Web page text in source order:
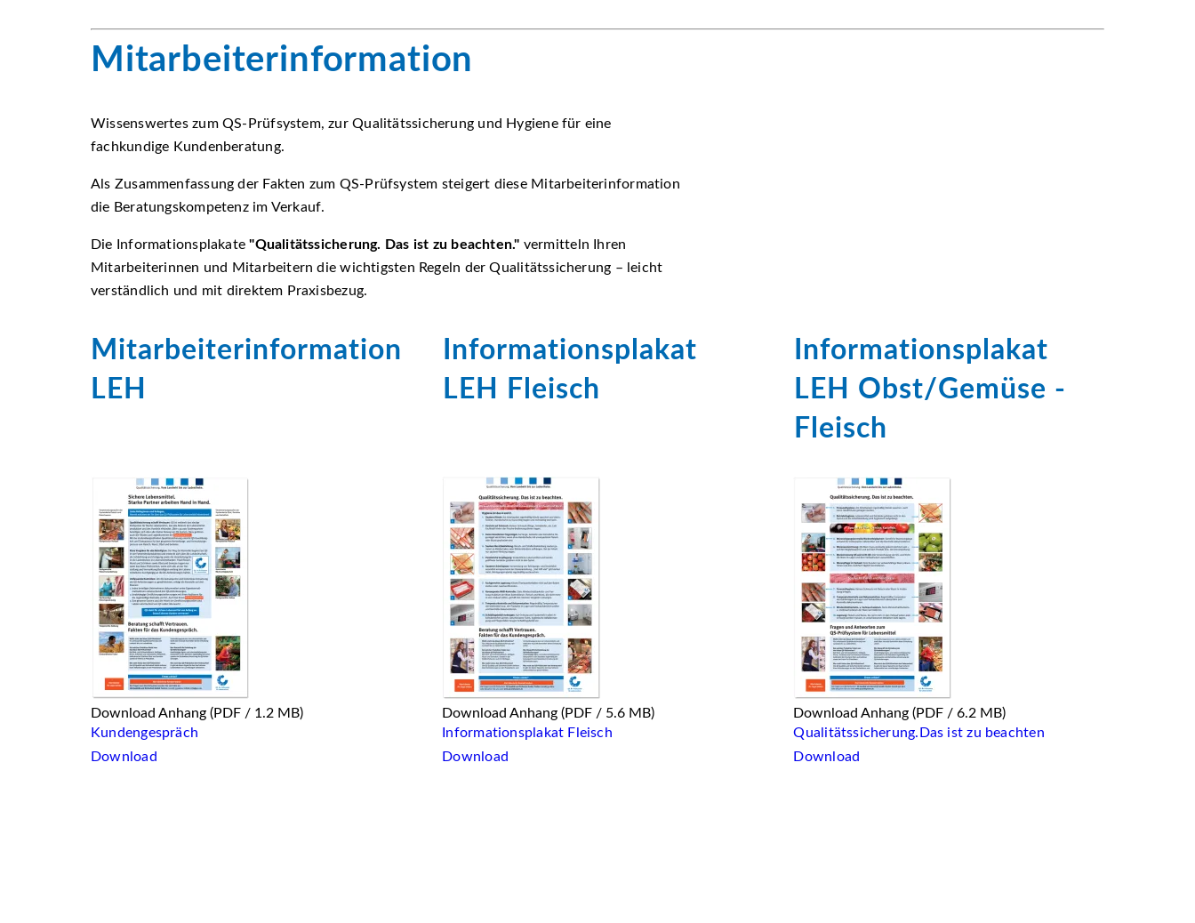
Mitarbeiterinformation
Wissenswertes zum QS-Prüfsystem, zur Qualitätssicherung und Hygiene für eine
fachkundige Kundenberatung.
Als Zusammenfassung der Fakten zum QS-Prüfsystem steigert diese Mitarbeiterinformation
die Beratungskompetenz im Verkauf.
Die Informationsplakate Qualitätssicherung. Das ist zu beachten.
vermitteln Ihren
Mitarbeiterinnen und Mitarbeitern die wichtigsten Regeln der Qualitätssicherung – leicht
verständlich und mit direktem Praxisbezug.
Mitarbeiterinformation
LEH
Informationsplakat
LEH Fleisch
Informationsplakat
LEH Obst/Gemüse -
Fleisch
Download Anhang (PDF / 1.2 MB)
Kundengespräch
Download
Download Anhang(PDF / 5.6 MB)
Informationsplakat Fleisch
Download
Download Anhang(PDF / 6.2 MB)
Qualitätssicherung.Das ist zu beachten
Download